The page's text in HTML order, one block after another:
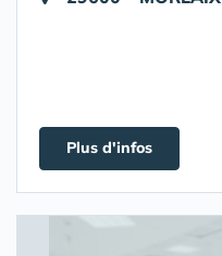
Plus d'infos